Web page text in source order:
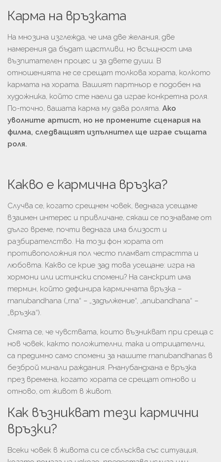
Карма на връзката
На мнозина изглежда, че има две желания, две
намерения да бъдат щастливи, но всъщност има
възпитателен процес и за двете души. В
отношенията не се срещат толкова хората, колкото
кармата на хората. Вашият партньор е подобен на
художника, който сте наели да играе конкретна роля.
По-точно, вашата карма му дава ролята. Ако
уволните артист, но не промените сценария на
филма, следващият изпълнител ще играе същата
роля.
Какво е кармична връзка?
Случва се, когато срещнем човек, веднага усещаме
взаимен интерес и привличане, сякаш се познаваме от
дълго време, почти веднага има близост и
разбирателство. На този фон хората от
противоположния пол често пламват страстта и
любовта. Какво се крие зад това усещане: игра на
хормони или истински спомени? На санскрит има
термин, който дефинира кармичната връзка –
rnanubandhana („rna“ – „задължение“, „anubandhana“ –
„връзка“).
Смята се, че чувствата, които възникват при среща с
нов човек, както положителни, така и отрицателни,
са предимно само спомени за нашите rnanubandhanas в
безброй минали раждания. Рнанубандхана е връзка
през времена, когато хората се срещат отново и
отново, от живот в живот.
Как възникват тези кармични
връзки?
Всеки човек в живота си се сблъсква със ситуация,